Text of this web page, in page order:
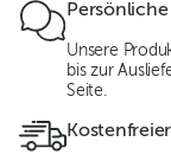
Unsere
bis zur
Seite.